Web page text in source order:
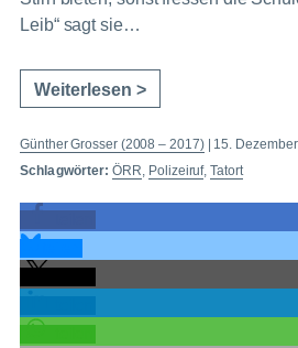
Leib“ sagt sie…
Weiterlesen >
Günther Grosser (2008 – 2017)| 15.
Schlagwörter: ÖRR, Polizeiruf,Tatort